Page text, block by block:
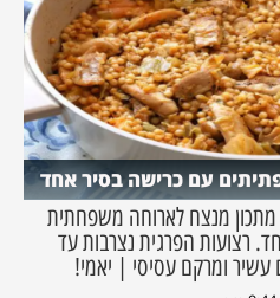
עם כרישה בסיר אחד
מתכון מנצח לארוחה משפחתית
רצועות הפרגית נצרבות עד
ומרקם עסיסי | יאמי!